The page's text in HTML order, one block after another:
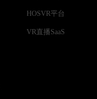
HOSVR平台
VR直播SaaS